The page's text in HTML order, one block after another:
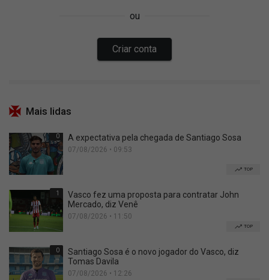
Mais lidas
0 A expectativa pela chegada de Santiago Sosa
07/08/2026 • 09:53
TOP
1
Vasco fez uma proposta para contratar John
Mercado, diz Venê
07/08/2026 • 11:50
TOP
0
Santiago Sosa é o novo jogador do Vasco, diz
Tomas Davila
07/08/2026 • 12:26